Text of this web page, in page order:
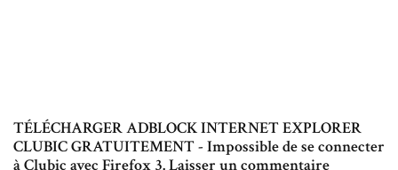
TÉLÉCHARGER ADBLOCK INTERNET EXPLORER
CLUBIC GRATUITEMENT - Impossible de se connecter
à Clubic avec Firefox 3. Laisser un commentaire